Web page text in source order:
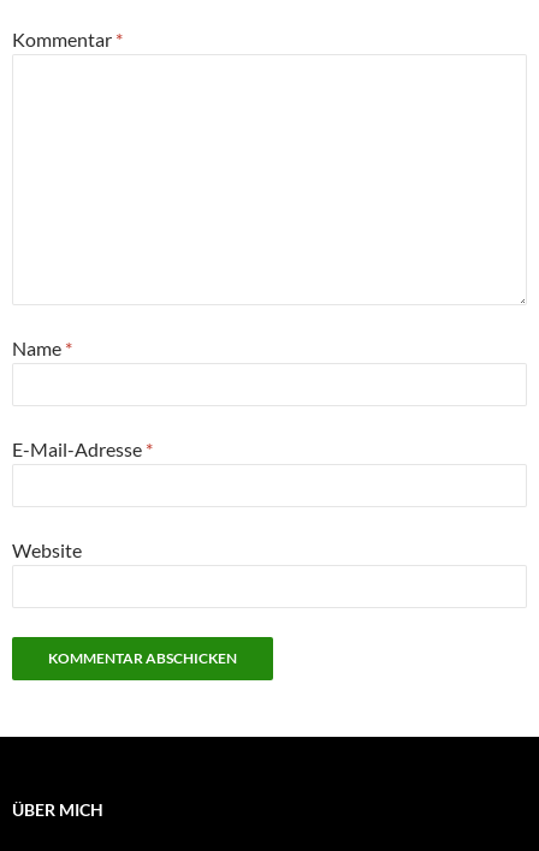
Kommentar *
Name *
E-Mail-Adresse *
Website
ÜBER MICH